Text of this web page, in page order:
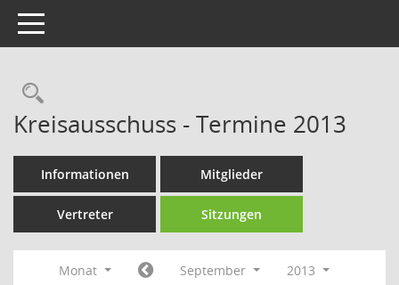
Toggle navigation
Rechercheauswahl
Kreisausschuss - Termine 2013
Informationen Mitglieder
Vertreter Sitzungen
Monat September
2013